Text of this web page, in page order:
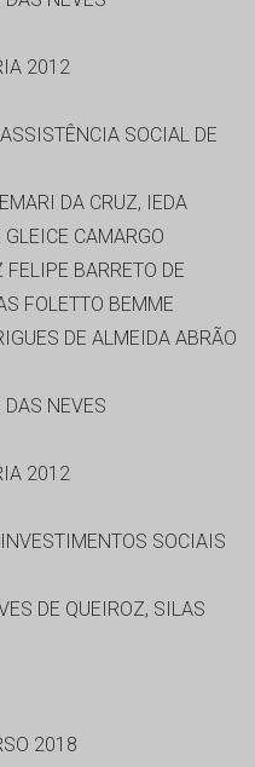
2012
SOCIAL DE
DA CRUZ, IEDA
GLEICE CAMARGO
BARRETO DE
FOLETTO BEMME
DE ALMEIDA ABRÃO
DAS NEVES
2012
SOCIAIS
DE QUEIROZ, SILAS
2018